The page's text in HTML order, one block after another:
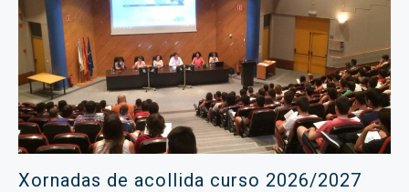
Xornadas de acollida curso 2026/2027